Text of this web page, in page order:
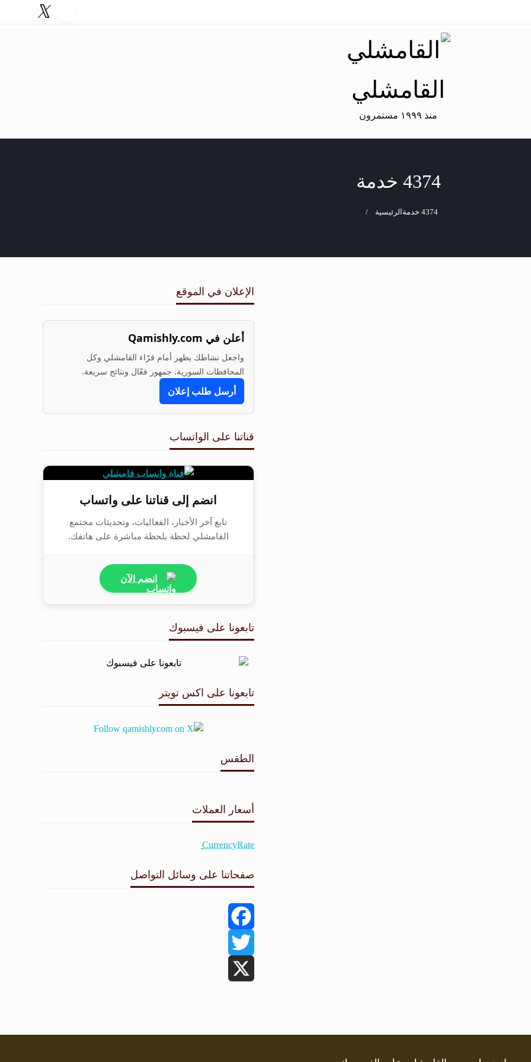
القامشلي
منذ ١٩٩٩ مستمرون
4374 خدمة
الرئيسية 4374 خدمة
الإعلان في الموقع
أعلن في Qamishly.com
واجعل نشاطك يظهر أمام قرّاء القامشلي وكل
المحافظات السورية. جمهور فعّال ونتائج سريعة.
أرسل طلب إعلان
قناتنا على الواتساب
انضم إلى قناتنا على واتساب
تابع آخر الأخبار، الفعاليات، وتحديثات مجتمع
القامشلي لحظة بلحظة مباشرة على هاتفك.
انضم الآن
تابعونا على فيسبوك
تابعونا على اكس تويتر
الطقس
أسعار العملات
CurrencyRate
صفحاتنا على وسائل التواصل
Facebook
Twitter